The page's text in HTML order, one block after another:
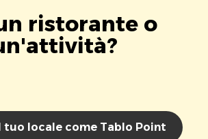
ristorante o
tuo locale come Tablo Point